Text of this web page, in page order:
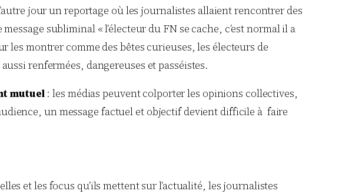
jour un reportage où les journalistes allaient rencontrer des
subliminal « l’électeur du FN se cache, c’est normal il a
montrer comme des bêtes curieuses, les électeurs de
renfermées, dangereuses et passéistes.
mutuel: les médias peuvent colporter les opinions collectives,
un message factuel et objectif devient difficile à faire
et les focus qu’ils mettent sur l’actualité, les journalistes